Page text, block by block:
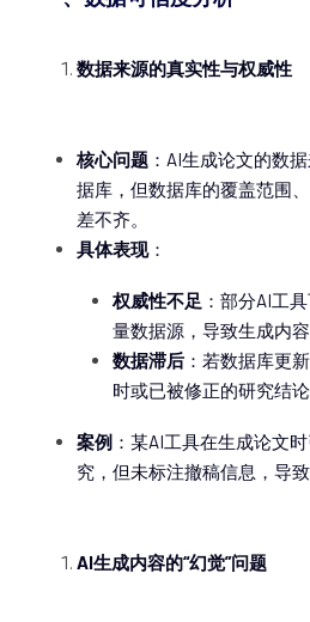
数据来源的真实性与权威性
核心问题 ：AI生成论文的数
据库，但数据库的覆盖范围
差不齐。
具体表现：
权威性不足 ：部分AI工
量数据源，导致生成内容
数据滞后 ：若数据库更
时或已被修正的研究结论
案例 ：某AI工具在生成论文
究，但未标注撤稿信息，导
AI生成内容的“幻觉”问题